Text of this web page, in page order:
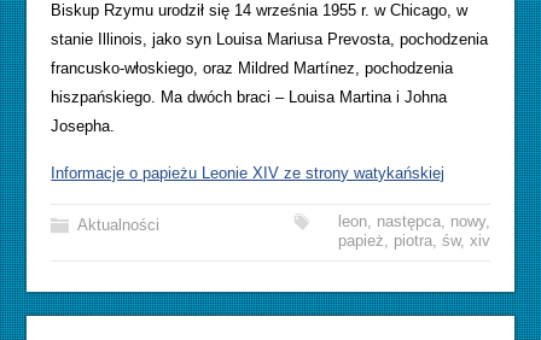
Biskup Rzymu urodził się 14 września 1955 r. w Chicago, w
stanie Illinois, jako syn Louisa Mariusa Prevosta, pochodzenia
francusko-włoskiego, oraz Mildred Martínez, pochodzenia
hiszpańskiego. Ma dwóch braci – Louisa Martina i Johna
Josepha.
Informacje o papieżu Leonie XIV ze strony watykańskiej
Aktualności leon, następca, nowy,
papież, piotra, św, xiv